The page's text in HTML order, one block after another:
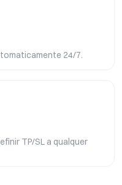
24/7.
TP/SL a qualquer